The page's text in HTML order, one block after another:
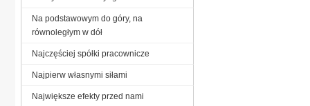
Na podstawowym do góry, na
równoległym w dół
Najczęściej spółki pracownicze
Najpierw własnymi siłami
Największe efekty przed nami